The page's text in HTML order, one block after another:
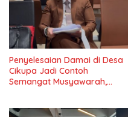
Penyelesaian Damai di Desa
Cikupa Jadi Contoh
Semangat Musyawarah,